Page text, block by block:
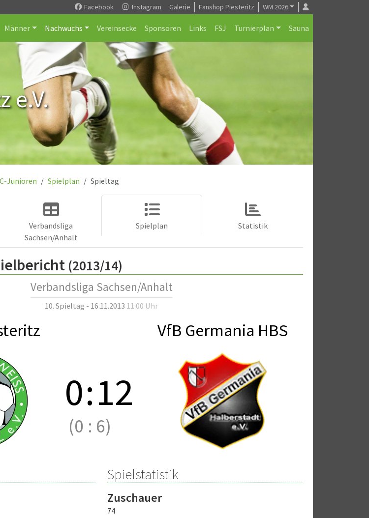
Facebook Instagram Galerie Fanshop Piesteritz WM 2026
Männer Nachwuchs Vereinsecke Sponsoren Links FSJ Turnierplan Sauna
e.V.
C-Junioren Spielplan Spieltag
Verbandsliga
Sachsen/Anhalt
Spielplan Statistik
(2013/14)
Verbandsliga Sachsen/Anhalt
10. Spieltag - 16.11.2013 11:00 Uhr
VfB Germania HBS
0:12
(0 : 6)
Spielstatistik
Zuschauer
74